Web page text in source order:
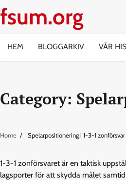
to
fsum.org
HEM BLOGGARKIV VÅR
Category:
Home Spelarpositionering i 1-3-1 zonförsvar
1-3-1 zonförsvaret är en taktisk
lagsporter för att skydda målet